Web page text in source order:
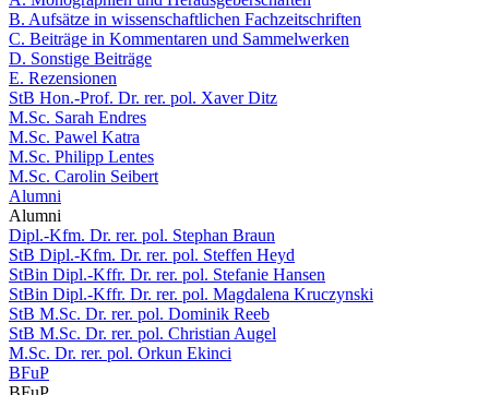
B. Aufsätze in wissenschaftlichen Fachzeitschriften
C. Beiträge in Kommentaren und Sammelwerken
D. Sonstige Beiträge
E. Rezensionen
StB Hon.-Prof. Dr. rer. pol. Xaver Ditz
M.Sc. Sarah Endres
M.Sc. Pawel Katra
M.Sc. Philipp Lentes
M.Sc. Carolin Seibert
Alumni
Alumni
Dipl.-Kfm. Dr. rer. pol. Stephan Braun
StB Dipl.-Kfm. Dr. rer. pol. Steffen Heyd
StBin Dipl.-Kffr. Dr. rer. pol. Stefanie Hansen
StBin Dipl.-Kffr. Dr. rer. pol. Magdalena Kruczynski
StB M.Sc. Dr. rer. pol. Dominik Reeb
StB M.Sc. Dr. rer. pol. Christian Augel
M.Sc. Dr. rer. pol. Orkun Ekinci
BFuP